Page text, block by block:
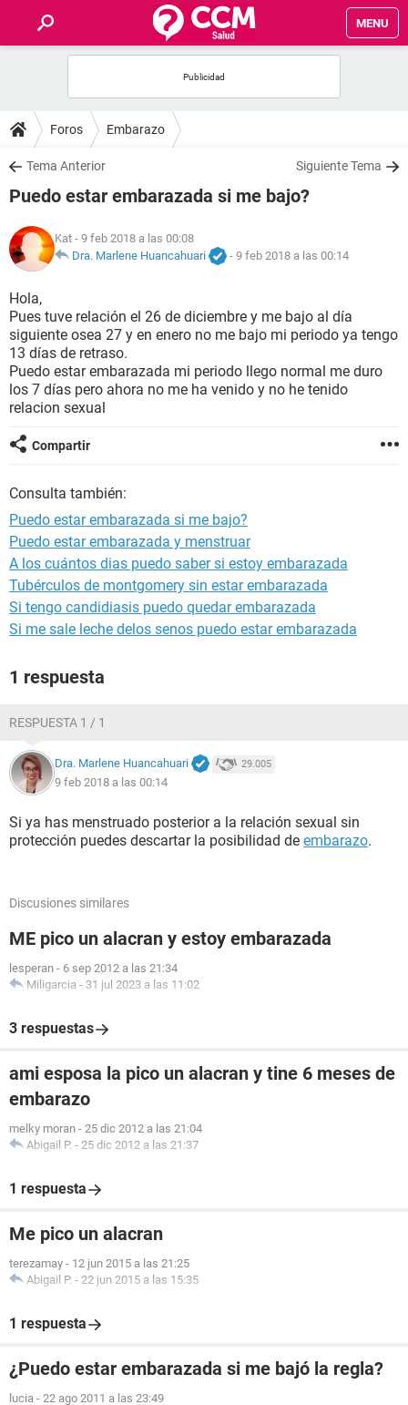
MENU
FOROS
SALUD
NUTRICIÓN
BIENESTAR
SEXUALIDAD
GLOSARIO
Foros Embarazo
Tema Anterior Siguiente Tema
Puedo estar embarazada si me bajo?
Kat - 9 feb 2018 a las 00:08
Dra. Marlene Huancahuari
- 9 feb 2018 a las 00:14
Hola,
Pues tuve relación el 26 de diciembre y me bajo al día
siguiente osea 27 y en enero no me bajo mi periodo ya tengo
13 días de retraso.
Puedo estar embarazada mi periodo llego normal me duro
los 7 días pero ahora no me ha venido y no he tenido
relacion sexual
Compartir
Consulta también:
Puedo estar embarazada si me bajo?
Puedo estar embarazada y menstruar
A los cuántos dias puedo saber si estoy embarazada
Tubérculos de montgomery sin estar embarazada
Si tengo candidiasis puedo quedar embarazada
Si me sale leche delos senos puedo estar embarazada
1 respuesta
RESPUESTA 1 / 1
Dra. Marlene Huancahuari 29.005
9 feb 2018 a las 00:14
Si ya has menstruado posterior a la relación sexual sin
protección puedes descartar la posibilidad de embarazo.
Discusiones similares
ME pico un alacran y estoy embarazada
lesperan - 6 sep 2012 a las 21:34
Miligarcia - 31 jul 2023 a las 11:02
3 respuestas
ami esposa la pico un alacran y tine 6 meses de
embarazo
melky moran - 25 dic 2012 a las 21:04
Abigail P. - 25 dic 2012 a las 21:37
1 respuesta
Me pico un alacran
terezamay - 12 jun 2015 a las 21:25
Abigail P. - 22 jun 2015 a las 15:35
1 respuesta
¿Puedo estar embarazada si me bajó la regla?
lucia - 22 ago 2011 a las 23:49